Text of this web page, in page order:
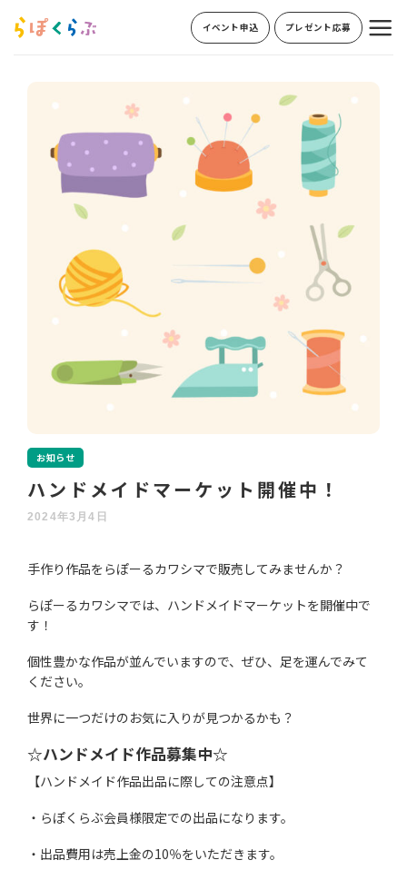
to
イベント申込 プレゼント応募
お知らせ
ハンドメイドマーケット開催中！
2024年3月4日
手作り作品をらぽーるカワシマで販売してみませんか？
らぽーるカワシマでは、ハンドメイドマーケットを開催中で
す！
個性豊かな作品が並んでいますので、ぜひ、足を運んでみて
ください。
世界に一つだけのお気に入りが見つかるかも？
☆ハンドメイド作品募集中☆
【ハンドメイド作品出品に際しての注意点】
・らぽくらぶ会員様限定での出品になります。
・出品費用は売上金の10％をいただきます。